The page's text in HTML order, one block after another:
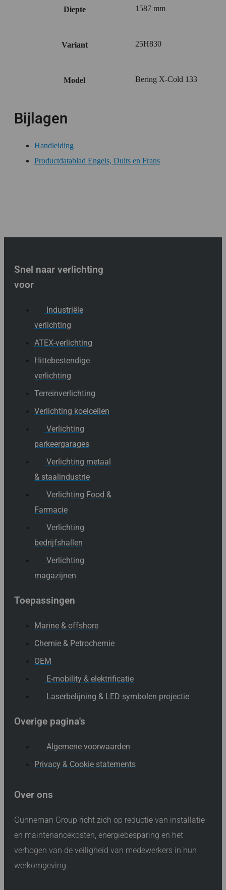
Diepte 1587 mm
Variant 25H830
Model Bering X-Cold 133
Bijlagen
Handleiding
Productdatablad Engels, Duits en Frans
Snel naar verlichting
voor
Industriële
verlichting
ATEX-verlichting
Hittebestendige
verlichting
Terreinverlichting
Verlichting koelcellen
Verlichting
parkeergarages
Verlichting metaal
& staalindustrie
Verlichting Food &
Farmacie
Verlichting
bedrijfshallen
Verlichting
magazijnen
Toepassingen
Marine & offshore
Chemie & Petrochemie
OEM
E-mobility & elektrificatie
Laserbelijning & LED symbolen projectie
Overige pagina's
Algemene voorwaarden
Privacy & Cookie statements
Over ons
Gunneman Group richt zich op reductie van installatie-
en maintenancekosten, energiebesparing en het
verhogen van de veiligheid van medewerkers in hun
werkomgeving.